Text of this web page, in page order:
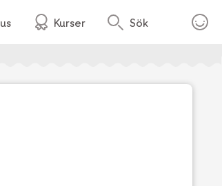
Kurser Sök
Foto:Malva Staaf